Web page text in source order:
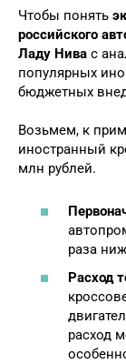
Чтобы понять
российского
Ладу Нива с
популярных
бюджетных
Возьмем, к
иностранный
млн рублей.
раза
Расход
расход